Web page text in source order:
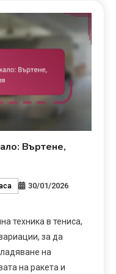
Въртене,
30/01/2026
техника в тениса,
за да
на
на ракета и